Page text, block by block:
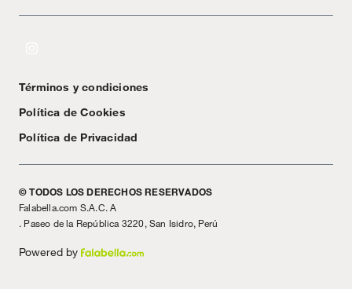
Textos Legales
Términos y condiciones
Política de Cookies
Política de Privacidad
© TODOS LOS DERECHOS RESERVADOS
Falabella.com S.A.C. A
. Paseo de la República 3220, San Isidro, Perú
Powered by